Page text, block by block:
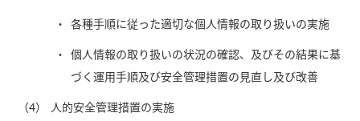
各種手順に従った適切な個人情報の取り扱いの実施
個人情報の取り扱いの状況の確認、及びその結果に基
づく運用手順及び安全管理措置の見直し及び改善
（4）
人的安全管理措置の実施